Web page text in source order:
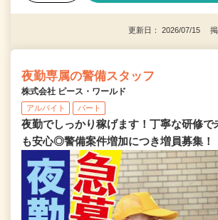
更新日： 2026/07/15 掲
夜勤専属の警備スタッフ
株式会社 ピース・ワールド
アルバイト パート
夜勤でしっかり稼げます！丁寧な研修で
も安心◎警備案件増加につき増員募集！